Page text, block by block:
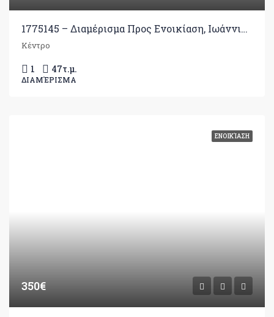
1775145 – Διαμέρισμα Προς Ενοικίαση, Ιωάννινα, 47 τ.μ., €340
Κέντρο
1 47τ.μ.
ΔΙΑΜΈΡΙΣΜΑ
ΕΝΟΙΚΊΑΣΗ
350€